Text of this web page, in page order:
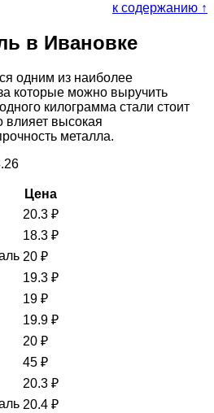
к содержанию ↑
в Ивановке
одним из наиболее
которые можно выручить
килограмма стали стоит
влияет высокая
металла.
Цена
20.3 ₽
18.3 ₽
20 ₽
19.3 ₽
19 ₽
19.9 ₽
20 ₽
45 ₽
20.3 ₽
20.4 ₽